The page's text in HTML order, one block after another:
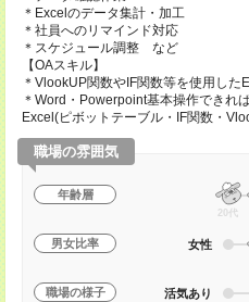
＊Excelのデータ集計・加工
＊社員へのリマインド対応
＊スケジュール調整 など
【OAスキル】
＊VlookUP関数やIF関数等を使用し
＊Word・Powerpoint基本操作できれば
Excel(ピボットテーブル・IF関数・
職場の雰囲気
年齢層
20代
男女比率 女性
職場の様子 活気あり